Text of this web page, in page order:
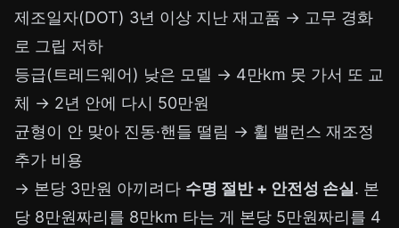
제조일자(DOT) 3년 이상 지난 재고품 → 고무 경화
로 그립 저하
등급(트레드웨어) 낮은 모델 → 4만km 못 가서 또 교
체 → 2년 안에 다시 50만원
균형이 안 맞아 진동·핸들 떨림 → 휠 밸런스 재조정
추가 비용
→ 본당 3만원 아끼려다 수명 절반 + 안전성 손실. 본
당 8만원짜리를 8만km 타는 게 본당 5만원짜리를 4